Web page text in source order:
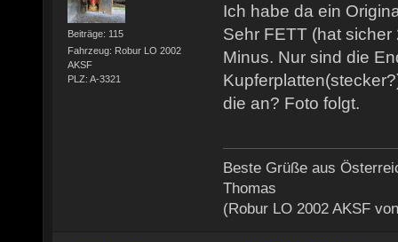
Beiträge: 115
Fahrzeug: Robur LO 2002
AKSF
PLZ: A-3321
Ich habe da ein
Sehr FETT (hat
Minus. Nur sind die
die an? Foto folgt.
Beste Grüße aus
Thomas
(Robur LO 2002 AKSF